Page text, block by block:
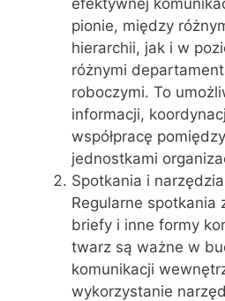
pionie, między
hierarchii, jak i w
różnymi
roboczymi. To
informacji,
współpracę
jednostkami
Spotkania i
Regularne spotkania
briefy i inne formy
twarz są ważne w
komunikacji
wykorzystanie